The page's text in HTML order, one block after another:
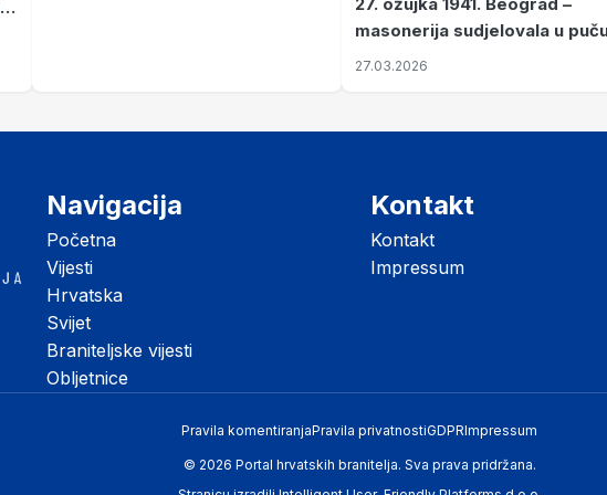
masonerija sudjelovala u
koji je Jugoslaviju odveo u
27.03.2026
Navigacija
Početna
Vijesti
Hrvatska
Svijet
Braniteljske vijesti
Obljetnice
Kontakt
Kontakt
Impressum
Pravila komentiranjaPravila privatnostiGDPRImpressum
© 2026 Portal hrvatskih branitelja. Sva prava pridržana.